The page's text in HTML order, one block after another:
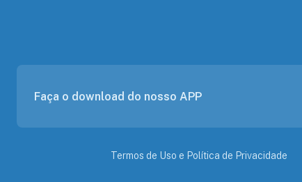
Faça o download do nosso APP
Termos de Uso e Política de Privacidade